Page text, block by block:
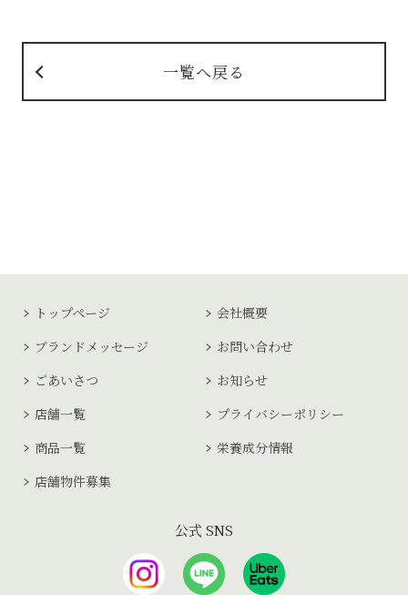
一覧へ戻る
トップページ
会社概要
ブランドメッセージ
お問い合わせ
ごあいさつ
お知らせ
店舗一覧
プライバシーポリシー
商品一覧
栄養成分情報
店舗物件募集
公式 SNS